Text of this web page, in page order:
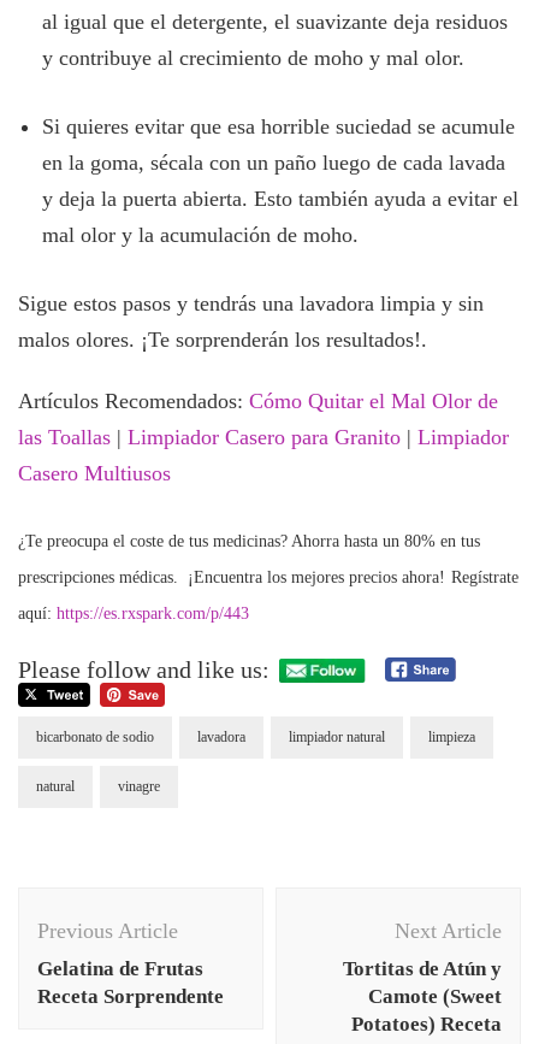
al igual que el detergente, el suavizante deja residuos
y contribuye al crecimiento de moho y mal olor.
Si quieres evitar que esa horrible suciedad se acumule
en la goma, sécala con un paño luego de cada lavada
y deja la puerta abierta. Esto también ayuda a evitar el
mal olor y la acumulación de moho.
Sigue estos pasos y tendrás una lavadora limpia y sin
malos olores. ¡Te sorprenderán los resultados!.
Artículos Recomendados: Cómo Quitar el Mal Olor de
las Toallas | Limpiador Casero para Granito | Limpiador
Casero Multiusos
¿Te preocupa el coste de tus medicinas? Ahorra hasta un 80% en tus
prescripciones médicas. ¡Encuentra los mejores precios ahora! Regístrate
aquí: https://es.rxspark.com/p/443
Please follow and like us:
bicarbonato de sodio lavadora limpiador natural limpieza
natural vinagre
Navigation
Previous Article
Gelatina de Frutas
Receta Sorprendente
Next Article
Tortitas de Atún y
Camote (Sweet
Potatoes) Receta